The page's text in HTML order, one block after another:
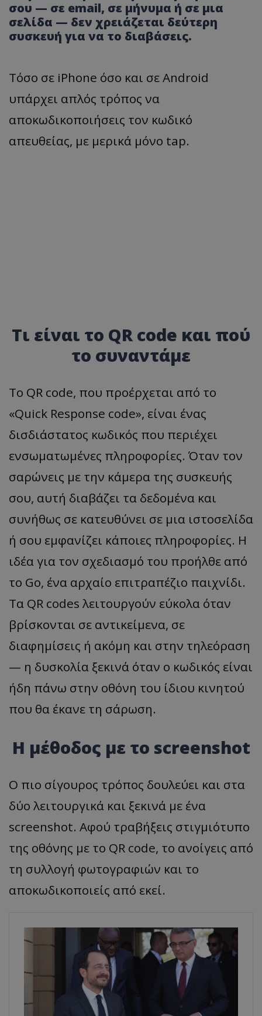
σου — σε email, σε μήνυμα ή σε μια
σελίδα — δεν χρειάζεται δεύτερη
συσκευή για να το διαβάσεις.
Τόσο σε iPhone όσο και σε Android
υπάρχει απλός τρόπος να
αποκωδικοποιήσεις τον κωδικό
απευθείας, με μερικά μόνο tap.
Τι είναι το QR code και πού
το συναντάμε
Το QR code, που προέρχεται από το
«Quick Response code», είναι ένας
δισδιάστατος κωδικός που περιέχει
ενσωματωμένες πληροφορίες. Όταν τον
σαρώνεις με την κάμερα της συσκευής
σου, αυτή διαβάζει τα δεδομένα και
συνήθως σε κατευθύνει σε μια ιστοσελίδα
ή σου εμφανίζει κάποιες πληροφορίες. Η
ιδέα για τον σχεδιασμό του προήλθε από
το Go, ένα αρχαίο επιτραπέζιο παιχνίδι.
Τα QR codes λειτουργούν εύκολα όταν
βρίσκονται σε αντικείμενα, σε
διαφημίσεις ή ακόμη και στην τηλεόραση
— η δυσκολία ξεκινά όταν ο κωδικός είναι
ήδη πάνω στην οθόνη του ίδιου κινητού
που θα έκανε τη σάρωση.
Η μέθοδος με το screenshot
Ο πιο σίγουρος τρόπος δουλεύει και στα
δύο λειτουργικά και ξεκινά με ένα
screenshot. Αφού τραβήξεις στιγμιότυπο
της οθόνης με το QR code, το ανοίγεις από
τη συλλογή φωτογραφιών και το
αποκωδικοποιείς από εκεί.